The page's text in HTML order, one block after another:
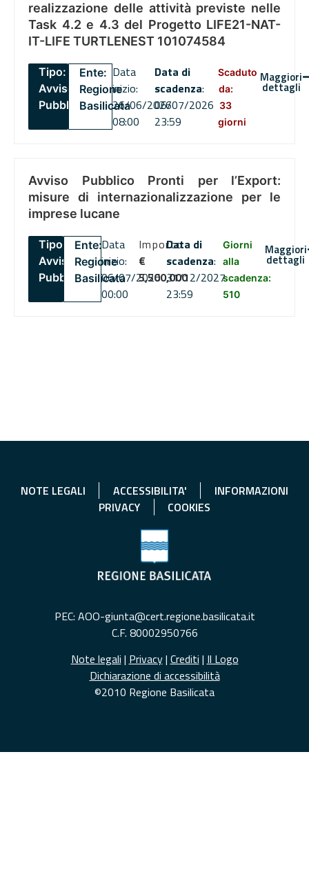
realizzazione delle attività previste nelle
Task 4.2 e 4.3 del Progetto LIFE21-NAT-
IT-LIFE TURTLENEST 101074584
Tipo:
Avviso
Pubblico
Ente:
Regione
Basilicata
Data
inizio:
26/06/2026
08:00
Data di
scadenza:
06/07/2026
23:59
Scaduto
da:
33
giorni
Maggiori
dettagli
Avviso Pubblico Pronti per l’Export:
misure di internazionalizzazione per le
imprese lucane
Tipo:
Avviso
Pubblico
Ente:
Regione
Basilicata
Data
inizio:
06/07/2026
00:00
Importo
€
5,500,000
Data di
scadenza:
31/12/2027
23:59
Giorni
alla
scadenza:
510
Maggiori
dettagli
NOTE LEGALI ACCESSIBILITA'
INFORMAZIONI
PRIVACY
COOKIES
PEC: AOO-giunta@cert.regione.basilicata.it
C.F. 80002950766
Note legali | Privacy| Crediti | Il Logo
Dichiarazione di accessibilità
©2010 Regione Basilicata